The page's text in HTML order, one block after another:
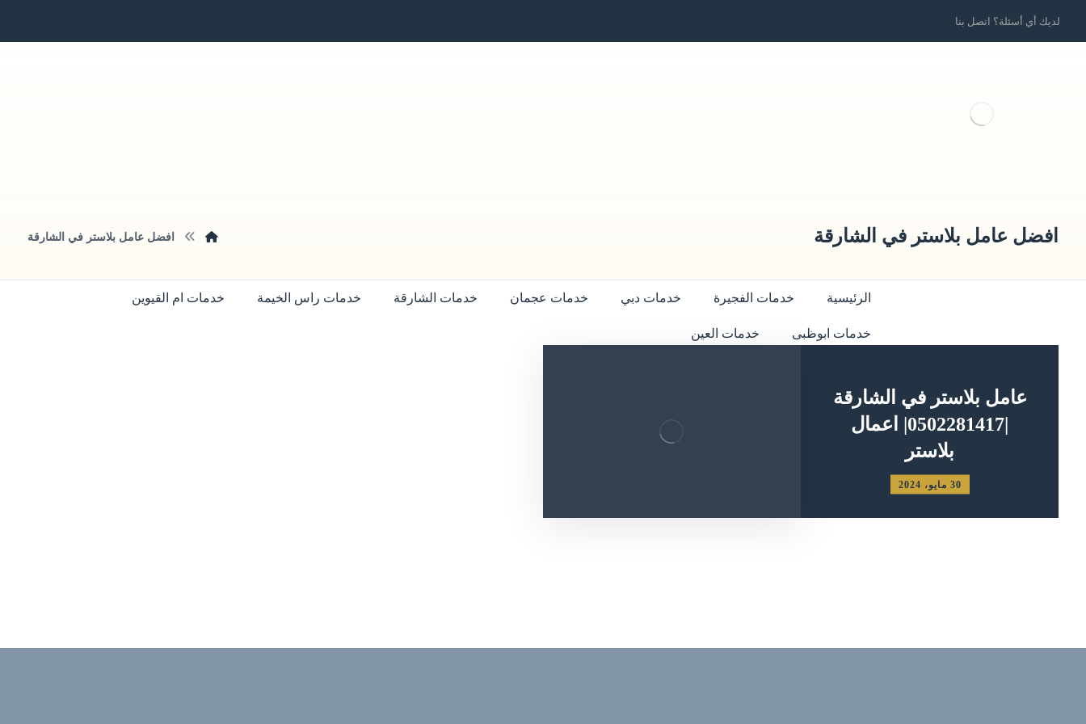
لديك أي أسئلة؟ اتصل بنا
الرئيسية خدمات الفجيرة خدمات دبي خدمات عجمان خدمات الشارقة خدمات راس الخيمة خدمات ام القيوين
خدمات ابوظبى خدمات العين
افضل عامل بلاستر في الشارقة افضل عامل بلاستر في الشارقة
عامل بلاستر في الشارقة
|0502281417| اعمال
بلاستر
30 مايو، 2024